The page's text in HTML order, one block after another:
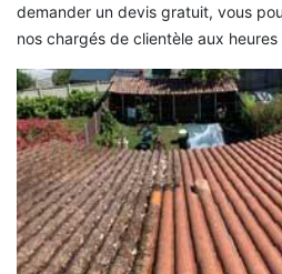
demander un devis gratuit, vous
nos chargés de clientèle aux